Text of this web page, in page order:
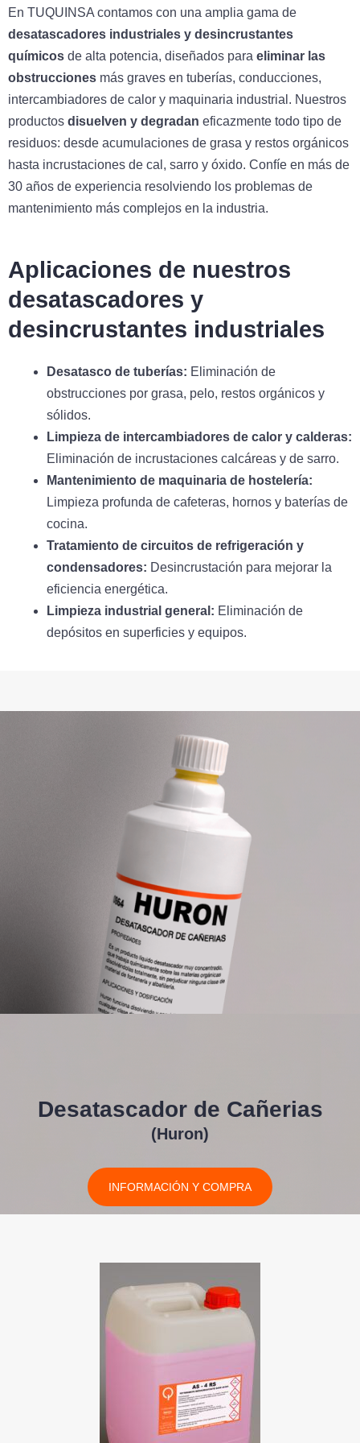
En TUQUINSA contamos con una amplia gama de
desatascadores industriales y desincrustantes
químicos de alta potencia, diseñados para eliminar las
obstrucciones más graves en tuberías, conducciones,
intercambiadores de calor y maquinaria industrial. Nuestros
productos disuelven y degradan eficazmente todo tipo de
residuos: desde acumulaciones de grasa y restos orgánicos
hasta incrustaciones de cal, sarro y óxido. Confíe en más de
30 años de experiencia resolviendo los problemas de
mantenimiento más complejos en la industria.
Aplicaciones de nuestros
desatascadores y
desincrustantes industriales
Desatasco de tuberías: Eliminación de
obstrucciones por grasa, pelo, restos orgánicos y
sólidos.
Limpieza de intercambiadores de calor y calderas:
Eliminación de incrustaciones calcáreas y de sarro.
Mantenimiento de maquinaria de hostelería:
Limpieza profunda de cafeteras, hornos y baterías de
cocina.
Tratamiento de circuitos de refrigeración y
condensadores: Desincrustación para mejorar la
eficiencia energética.
Limpieza industrial general: Eliminación de
depósitos en superficies y equipos.
Desatascador de Cañerias
(Huron)
INFORMACIÓN Y COMPRA